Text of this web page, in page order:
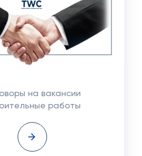
на вакансии
работы